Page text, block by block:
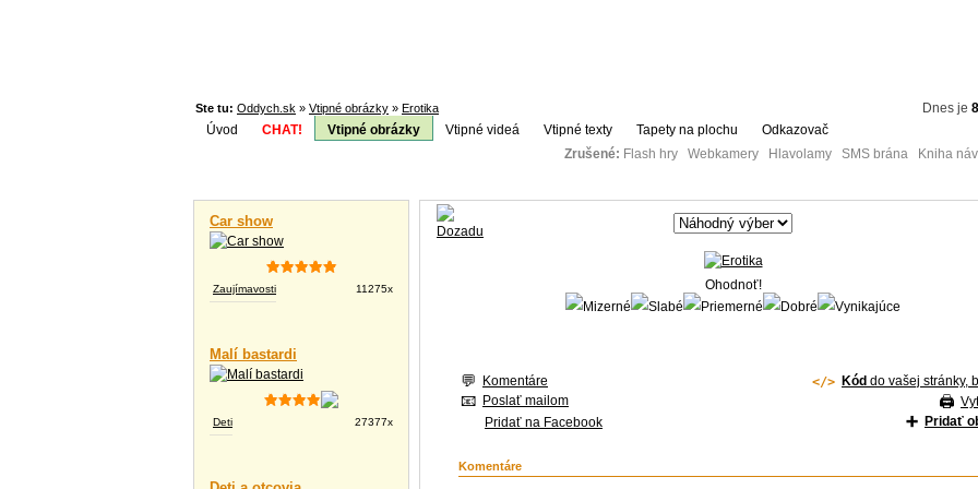
Ste tu: Oddych.sk » Vtipné obrázky » Erotika Dnes je
Úvod
CHAT! Vtipné obrázky Vtipné videá Vtipné texty Tapety na plochu
Odkazovač
Zrušené: Flash hry Webkamery Hlavolamy SMS brána Kniha
Car show
Zaujímavosti 11275x
Malí bastardi
Deti 27377x
Ohodnoť!
Komentáre
Poslať mailom
Pridať na Facebook
Kód do vašej stránky,
Pridať
Komentáre